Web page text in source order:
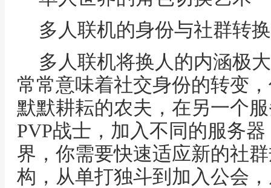
多人联机的身份与社群转换
多人联机将换人的内涵极
常常意味着社交身份的转变
默默耕耘的农夫，在另一个
PVP战士，加入不同的服务
界，你需要快速适应新的社
构，从单打独斗到加入公会